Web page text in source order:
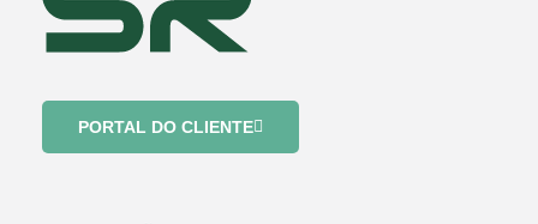
PORTAL DO CLIENTE